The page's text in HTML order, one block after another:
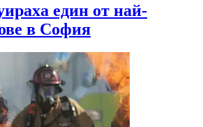
един от най-
в София